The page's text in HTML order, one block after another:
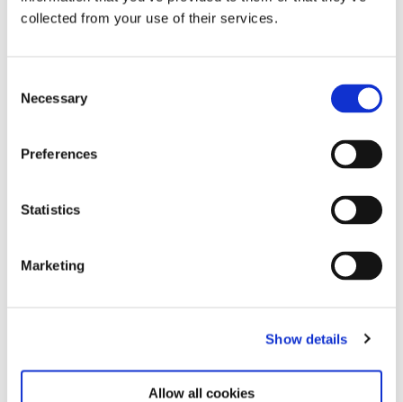
collected from your use of their services.
Selection
Necessary
Preferences
Statistics
Marketing
Show details
Allow all cookies
Zugehörige Ausstellungen